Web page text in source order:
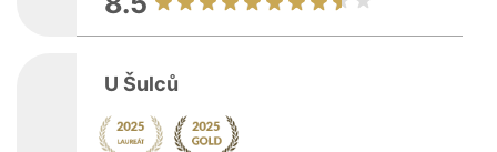
U Šulců